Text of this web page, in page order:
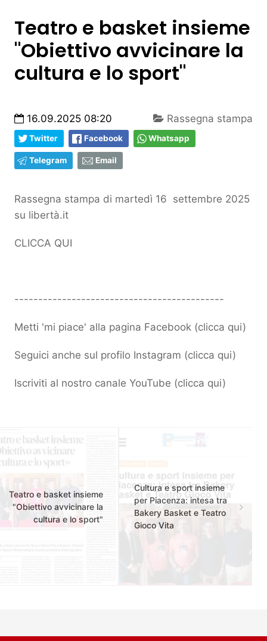
Teatro e basket insieme
"Obiettivo avvicinare la
cultura e lo sport"
16.09.2025 08:20 Rassegna stampa
Twitter Facebook Whatsapp
Telegram Email
Rassegna stampa di martedì 16 settembre 2025
su libertà.it
CLICCA QUI
--------------------------------------------
Metti 'mi piace' alla pagina Facebook (clicca qui)
Seguici anche sul profilo Instagram (clicca qui)
Iscriviti al nostro canale YouTube (clicca qui)
Teatro e basket insieme
"Obiettivo avvicinare la
cultura e lo sport"
Cultura e sport insieme
per Piacenza: intesa tra
Bakery Basket e Teatro
Gioco Vita